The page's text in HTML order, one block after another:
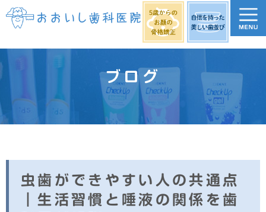
ブログ
虫歯ができやすい人の共通点
｜生活習慣と唾液の関係を歯